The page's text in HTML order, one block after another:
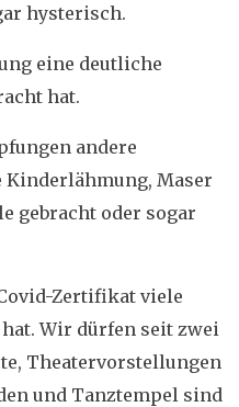
hysterisch.
eine deutliche
hat.
andere
Maser
gebracht oder sogar
Zertifikat viele
Wir dürfen seit zwei
Theatervorstellungen
und Tanztempel sind